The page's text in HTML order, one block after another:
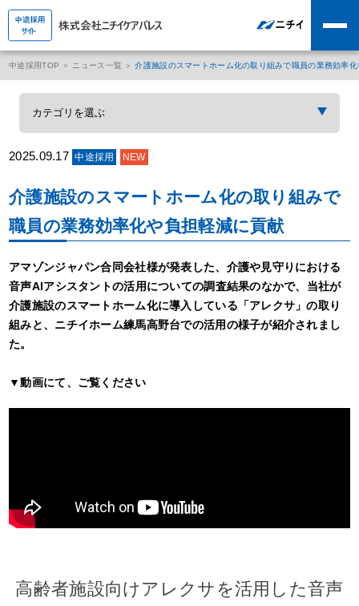
中途採用TOP ニュース一覧 介護施設のスマートホーム化の取り組みで職員の業務効率
2025.09.17 中途採用 NEW
介護施設のスマートホーム化の取り組みで
職員の業務効率化や負担軽減に貢献
アマゾンジャパン合同会社様が発表した、介護や見守りにおける
音声AIアシスタントの活用についての調査結果のなかで、当社が
介護施設のスマートホーム化に導入している「アレクサ」の取り
組みと、ニチイホーム練馬高野台での活用の様子が紹介されまし
た。
▼動画にて、ご覧ください
高齢者施設向けアレクサを活用した音声